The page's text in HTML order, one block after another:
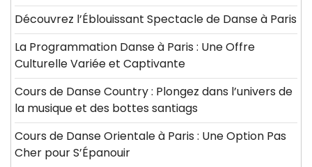
Découvrez l’Éblouissant Spectacle de Danse à Paris
La Programmation Danse à Paris : Une Offre
Culturelle Variée et Captivante
Cours de Danse Country : Plongez dans l’univers de
la musique et des bottes santiags
Cours de Danse Orientale à Paris : Une Option Pas
Cher pour S’Épanouir